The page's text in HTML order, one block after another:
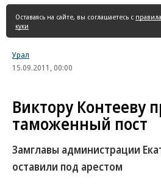
страница
Оставаясь на сайте, вы соглашаетесь с
куки
Урал
15.09.2011, 00:00
Виктору Контееву
таможенный пост
Замглавы администрации
оставили под арестом